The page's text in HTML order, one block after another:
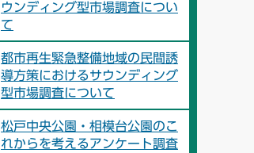
ウンディング型市場調査につい
て
都市再生緊急整備地域の民間誘
導方策におけるサウンディング
型市場調査について
松戸中央公園・相模台公園のこ
れからを考えるアンケート調査